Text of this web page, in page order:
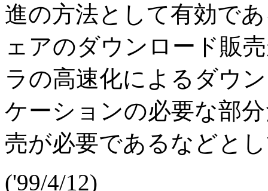
進の方法として有効で
ェアのダウンロード販
ラの高速化によるダウ
ケーションの必要な部
売が必要であるなどと
('99/4/12)